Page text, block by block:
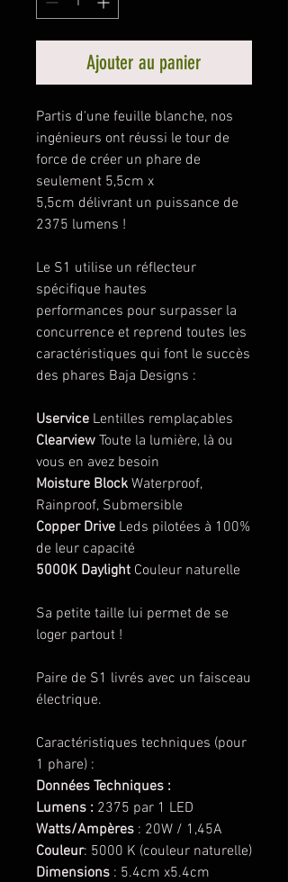
Ajouter au panier
Partis d'une feuille blanche, nos
ingénieurs ont réussi le tour de
force de créer un phare de
seulement 5,5cm x
5,5cm délivrant un puissance de
2375 lumens !
Le S1 utilise un réflecteur
spécifique hautes
performances pour surpasser la
concurrence et reprend toutes les
caractéristiques qui font le succès
des phares Baja Designs :
Uservice Lentilles remplaçables
Clearview Toute la lumière, là ou
vous en avez besoin
Moisture Block Waterproof,
Rainproof, Submersible
Copper Drive Leds pilotées à 100%
de leur capacité
5000K Daylight Couleur naturelle
Sa petite taille lui permet de se
loger partout !
Paire de S1 livrés avec un faisceau
électrique.
Caractéristiques techniques (pour
1 phare) :
Données Techniques :
Lumens : 2375 par 1 LED
Watts/Ampères : 20W / 1,45A
Couleur: 5000 K (couleur naturelle)
Dimensions : 5.4cm x5.4cm